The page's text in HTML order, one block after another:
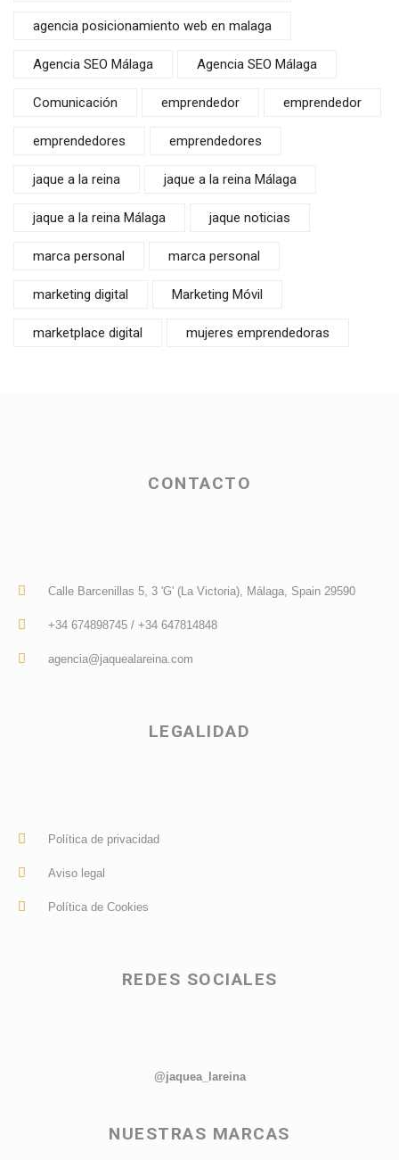
agencia posicionamiento web en malaga
Agencia SEO Málaga Agencia SEO Málaga
Comunicación emprendedor emprendedor
emprendedores emprendedores
jaque a la reina jaque a la reina Málaga
jaque a la reina Málaga jaque noticias
marca personal marca personal
marketing digital Marketing Móvil
marketplace digital mujeres emprendedoras
CONTACTO
Calle Barcenillas 5, 3 'G' (La Victoria), Málaga, Spain 29590
+34 674898745 / +34 647814848
agencia@jaquealareina.com
LEGALIDAD
Política de privacidad
Aviso legal
Política de Cookies
REDES SOCIALES
@jaquea_lareina
NUESTRAS MARCAS